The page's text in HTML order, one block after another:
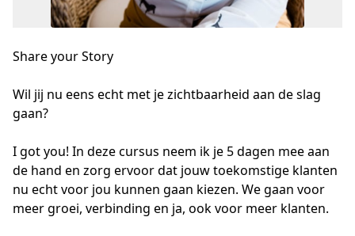
Share your Story
Wil jij nu eens echt met je zichtbaarheid aan de slag
gaan?
I got you! In deze cursus neem ik je 5 dagen mee aan
de hand en zorg ervoor dat jouw toekomstige klanten
nu echt voor jou kunnen gaan kiezen. We gaan voor
meer groei, verbinding en ja, ook voor meer klanten.